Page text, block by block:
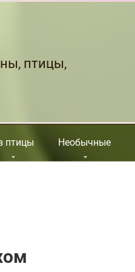
птицы,
птицы Необычные